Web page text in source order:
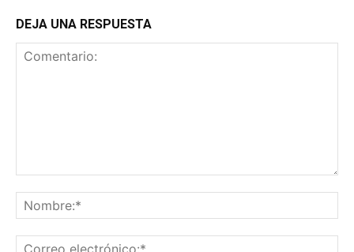
DEJA UNA RESPUESTA